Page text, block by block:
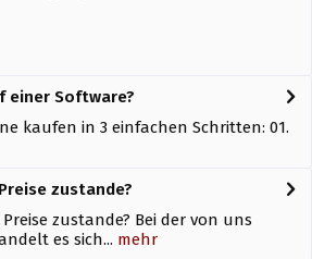
einer Software?
kaufen in 3 einfachen Schritten: 01.
zustande?
zustande? Bei der von uns
es sich... mehr